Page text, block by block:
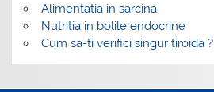
Alimentatia in sarcina
Nutritia in bolile endocrine
Cum sa-ti verifici singur tiroida ?